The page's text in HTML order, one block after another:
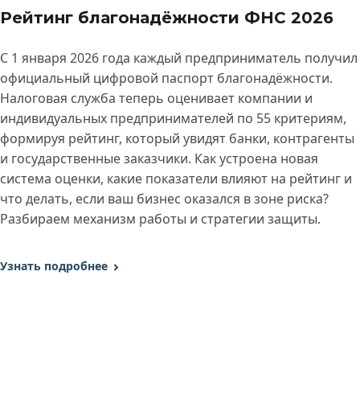
Рейтинг благонадёжности ФНС 2026
С 1 января 2026 года каждый предприниматель получил
официальный цифровой паспорт благонадёжности.
Налоговая служба теперь оценивает компании и
индивидуальных предпринимателей по 55 критериям,
формируя рейтинг, который увидят банки, контрагенты
и государственные заказчики. Как устроена новая
система оценки, какие показатели влияют на рейтинг и
что делать, если ваш бизнес оказался в зоне риска?
Разбираем механизм работы и стратегии защиты.
Узнать подробнее